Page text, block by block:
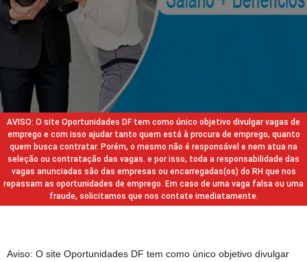
AVISO: O site Oportunidades DF tem como único objetivo divulgar vagas de
emprego e com isso ajudar tanto quem está à procura de emprego, quanto
quem busca contratar. Porém, o mesmo não é responsável e nem atua na
seleção ou contratação das vagas. e por isso, toda a responsabilidade das
vagas anunciadas são das empresas ou encarregadas(os) do RH que nos
repassam as oportunidades de emprego. Em caso de uma vaga falsa ou uma
fraude, solicitamos que nos contate imediatamente.
Aviso: O site Oportunidades DF tem como único objetivo divulgar